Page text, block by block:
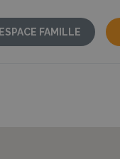
ESPACE FAMILLE